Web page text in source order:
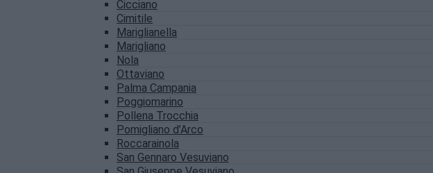
Cicciano
Cimitile
Mariglianella
Marigliano
Nola
Ottaviano
Palma Campania
Poggiomarino
Pollena Trocchia
Pomigliano d’Arco
Roccarainola
San Gennaro Vesuviano